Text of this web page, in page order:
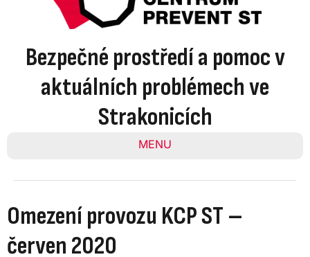
Bezpečné prostředí a pomoc v
aktuálních problémech ve
Strakonicích
MENU
Omezení provozu KCP ST –
červen 2020